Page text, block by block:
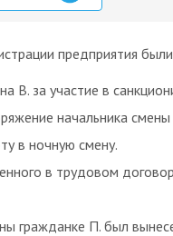
предприятия
В. за участие в
начальника
в ночную смену.
в трудовом
гражданке П. был